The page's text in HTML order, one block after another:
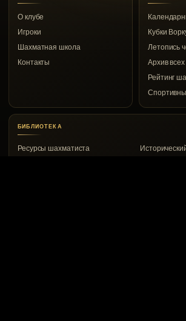
О клубе
Игроки
Шахматная школа
Контакты
Кубки
Летопись
Архив
Рейтинг
БИБЛИОТЕКА
Ресурсы шахматиста